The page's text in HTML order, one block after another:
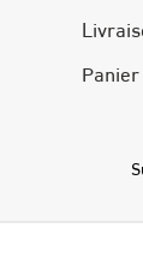
Panier